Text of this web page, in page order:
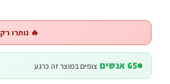
🔥 נותרו רק 2 יחידות במלאי!
65 אנשים צופים במוצר זה כרגע